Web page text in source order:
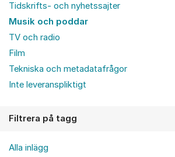
Tidskrifts- och nyhetssajter
Musik och poddar
TV och radio
Film
Tekniska och metadatafrågor
Inte leveranspliktigt
Filtrera på tagg
Alla inlägg